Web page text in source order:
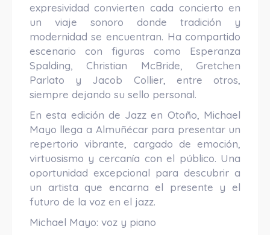
expresividad convierten cada concierto en
un viaje sonoro donde tradición y
modernidad se encuentran. Ha compartido
escenario con figuras como Esperanza
Spalding, Christian McBride, Gretchen
Parlato y Jacob Collier, entre otros,
siempre dejando su sello personal.
En esta edición de Jazz en Otoño, Michael
Mayo llega a Almuñécar para presentar un
repertorio vibrante, cargado de emoción,
virtuosismo y cercanía con el público. Una
oportunidad excepcional para descubrir a
un artista que encarna el presente y el
futuro de la voz en el jazz.
Michael Mayo: voz y piano